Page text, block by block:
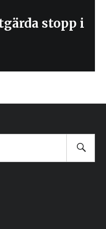
stopp i
Search